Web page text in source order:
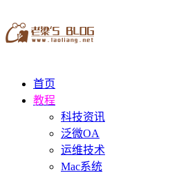
首页
教程
科技资讯
泛微OA
运维技术
Mac系统